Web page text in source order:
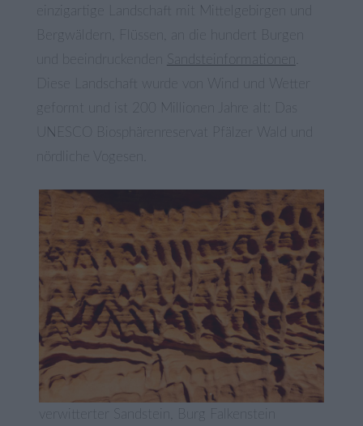
einzigartige Landschaft mit Mittelgebirgen und
Bergwäldern, Flüssen, an die hundert Burgen
Diese Landschaft wurde von Wind und Wetter
geformt und ist 200 Millionen Jahre alt: Das
UNESCO Biosphärenreservat Pfälzer Wald und
nördliche Vogesen.
verwitterter Sandstein, Burg Falkenstein